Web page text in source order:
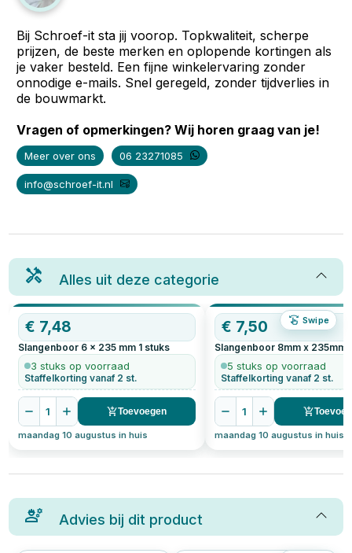
Bij Schroef-it sta jij voorop. Topkwaliteit, scherpe
prijzen, de beste merken en oplopende kortingen als
je vaker besteld. Een fijne winkelervaring zonder
onnodige e-mails. Snel geregeld, zonder tijdverlies in
de bouwmarkt.
Vragen of opmerkingen? Wij horen graag van je!
Meer over ons 06 23271085
info@schroef-it.nl
Alles uit deze categorie
Swipe
€ 7,48
Slangenboor 6 x 235 mm 1 stuks
3 stuks op voorraad
Staffelkorting vanaf 2 st.
1 Toevoegen
maandag 10 augustus in huis
€ 7,50
Slangenboor 8mm x 235mm
5 stuks op voorraad
Staffelkorting vanaf 2 st.
1
maandag 10 augustus in huis
Advies bij dit product